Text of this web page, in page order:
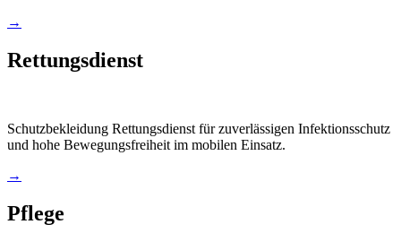
→
Rettungsdienst
Schutzbekleidung Rettungsdienst für zuverlässigen Infektionsschutz
und hohe Bewegungsfreiheit im mobilen Einsatz.
→
Pflege